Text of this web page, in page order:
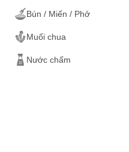
Các loại rau
Thịt vịt
Ốc
Ếch
Bún / Miến / Phở
Muối chua
Nước chấm